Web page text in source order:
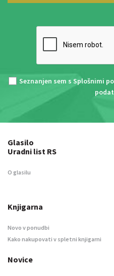
Seznanjen sem s Splošnimi
Glasilo
Uradni list RS
O glasilu
Knjigarna
Novo v ponudbi
Kako nakupovati v spletni knjigarni
Novice